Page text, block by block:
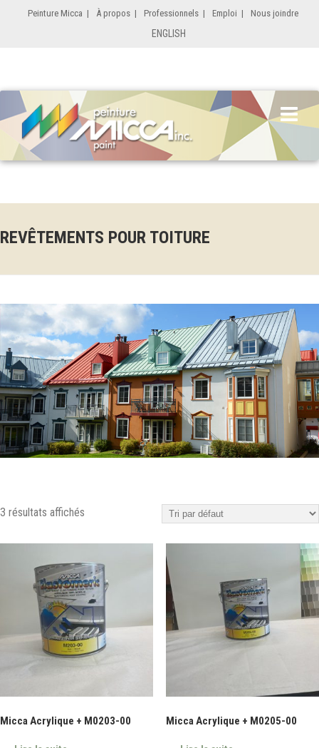
Peinture Micca | À propos | Professionnels | Emploi | Nous joindre
ENGLISH
REVÊTEMENTS POUR TOITURE
3 résultats affichés
Micca Acrylique + M0203-00 Micca Acrylique + M0205-00